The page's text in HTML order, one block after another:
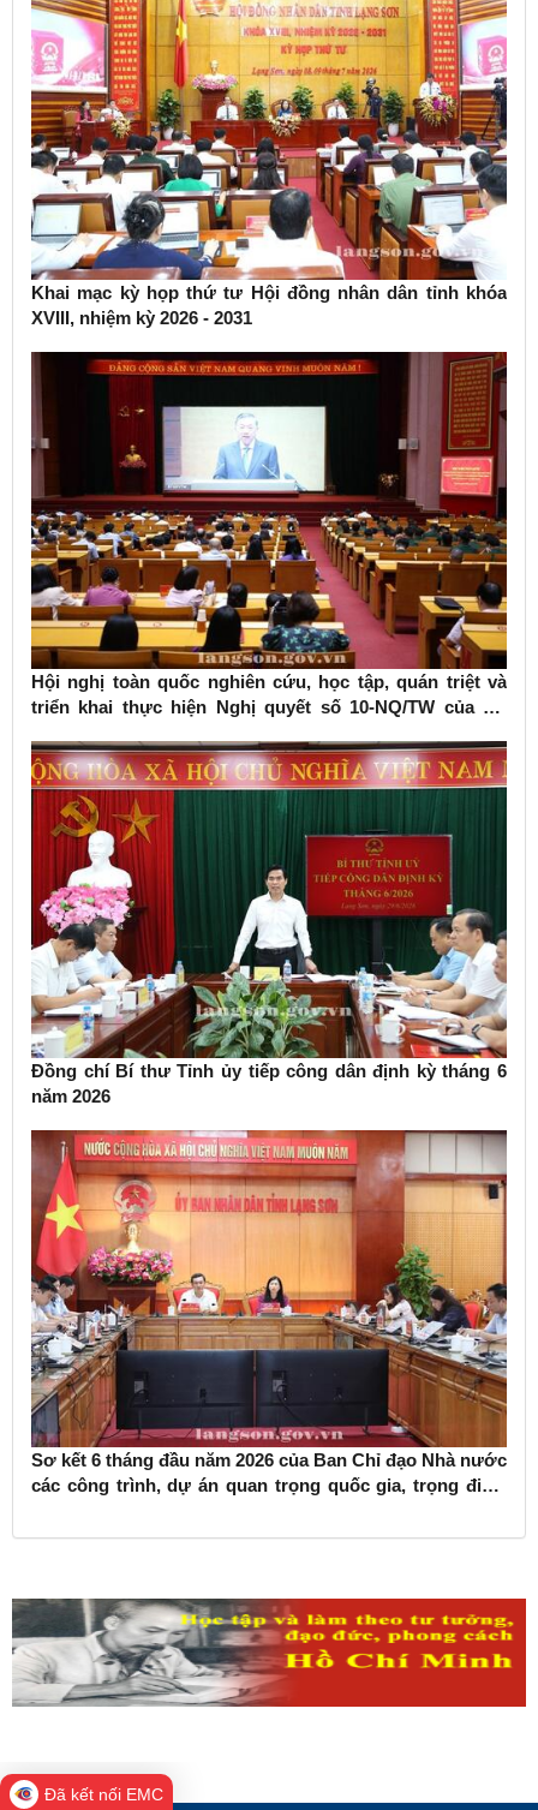
Khai mạc kỳ họp thứ tư Hội đồng nhân dân tỉnh khóa
XVIII, nhiệm kỳ 2026 - 2031
Hội nghị toàn quốc nghiên cứu, học tập, quán triệt và
triển khai thực hiện Nghị quyết số 10-NQ/TW của Bộ
Đồng chí Bí thư Tỉnh ủy tiếp công dân định kỳ tháng 6
năm 2026
Sơ kết 6 tháng đầu năm 2026 của Ban Chỉ đạo Nhà nước
các công trình, dự án quan trọng quốc gia, trọng điểm
Đã kết nối EMC